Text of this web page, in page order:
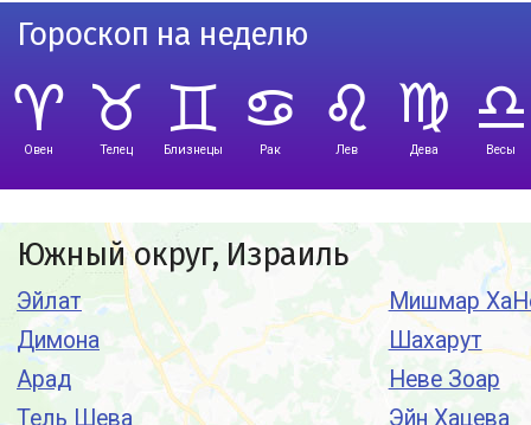
Гороскоп на неделю
Овен Телец Близнецы Рак Лев Дева Весы
Южный округ, Израиль
Эйлат
Димона
Арад
Тель Шева
Мишмар
Шахарут
Неве Зоар
Эйн Хацева